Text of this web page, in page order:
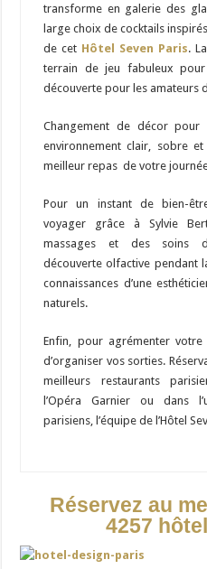
transforme en galerie des
large choix de cocktails
de cet Hôtel Seven Paris.
terrain de jeu fabuleux
découverte pour les amateurs
Changement de décor
environnement clair, sobre
meilleur repas de votre
Pour un instant de bien-
voyager grâce à Sylvie
massages et des soins
découverte olfactive pendant
connaissances d’une
naturels.
Enfin, pour agrémenter
d’organiser vos sorties.
meilleurs restaurants
l’Opéra Garnier ou dans
parisiens, l’équipe de l’Hôtel
Réservez au
4257